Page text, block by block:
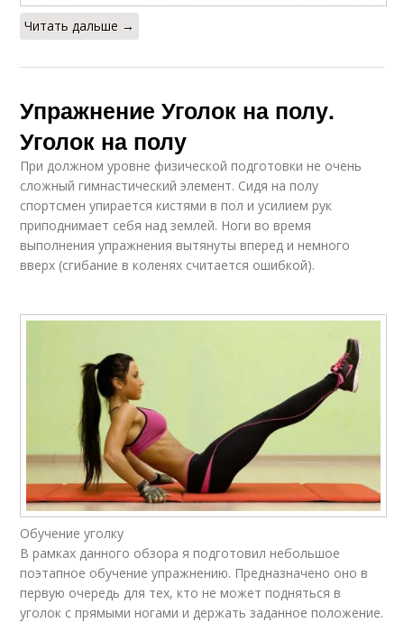
Читать дальше →
Упражнение Уголок на полу.
Уголок на полу
При должном уровне физической подготовки не очень
сложный гимнастический элемент. Сидя на полу
спортсмен упирается кистями в пол и усилием рук
приподнимает себя над землей. Ноги во время
выполнения упражнения вытянуты вперед и немного
вверх (сгибание в коленях считается ошибкой).
Обучение уголку
В рамках данного обзора я подготовил небольшое
поэтапное обучение упражнению. Предназначено оно в
первую очередь для тех, кто не может подняться в
уголок с прямыми ногами и держать заданное положение.